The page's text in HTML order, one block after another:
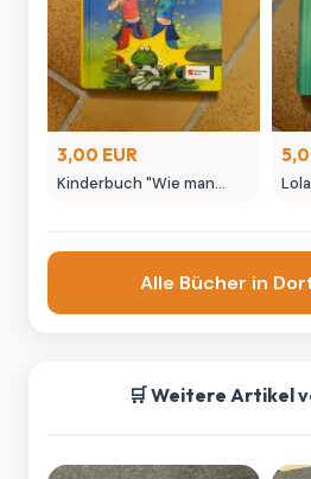
3,00 EUR
Kinderbuch "Wie man
Alle Bücher in
🛒 Weitere Artikel